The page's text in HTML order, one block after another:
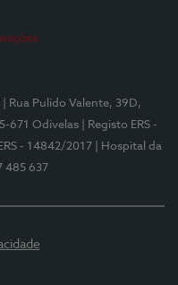
| Rua Pulido Valente, 39D,
671 Odivelas
| Registo ERS -
- 14842/2017
| Hospital da
485 637